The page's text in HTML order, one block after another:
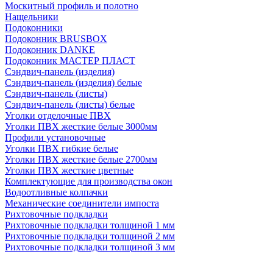
Москитный профиль и полотно
Нащельники
Подоконники
Подоконник BRUSBOX
Подоконник DANKE
Подоконник МАСТЕР ПЛАСТ
Сэндвич-панель (изделия)
Сэндвич-панель (изделия) белые
Сэндвич-панель (листы)
Сэндвич-панель (листы) белые
Уголки отделочные ПВХ
Уголки ПВХ жесткие белые 3000мм
Профили установочные
Уголки ПВХ гибкие белые
Уголки ПВХ жесткие белые 2700мм
Уголки ПВХ жесткие цветные
Комплектующие для производства окон
Водоотливные колпачки
Механические соединители импоста
Рихтовочные подкладки
Рихтовочные подкладки толщиной 1 мм
Рихтовочные подкладки толщиной 2 мм
Рихтовочные подкладки толщиной 3 мм